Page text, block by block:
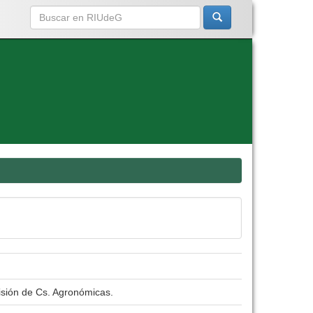
de Cs. Agronómicas.